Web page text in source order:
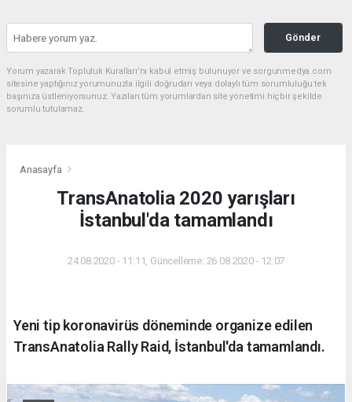
Gönder
Yorum yazarak Topluluk Kuralları’nı kabul etmiş bulunuyor ve sorgunmedya.com
sitesine yaptığınız yorumunuzla ilgili doğrudan veya dolaylı tüm sorumluluğu tek
başınıza üstleniyorsunuz. Yazılan tüm yorumlardan site yönetimi hiçbir şekilde
sorumlu tutulamaz.
Anasayfa
TransAnatolia 2020 yarışları
İstanbul'da tamamlandı
24.08.2020 - 11:11, Güncelleme: 26.08.2020 - 12:07
Yeni tip koronavirüs döneminde organize edilen
TransAnatolia Rally Raid, İstanbul'da tamamlandı.